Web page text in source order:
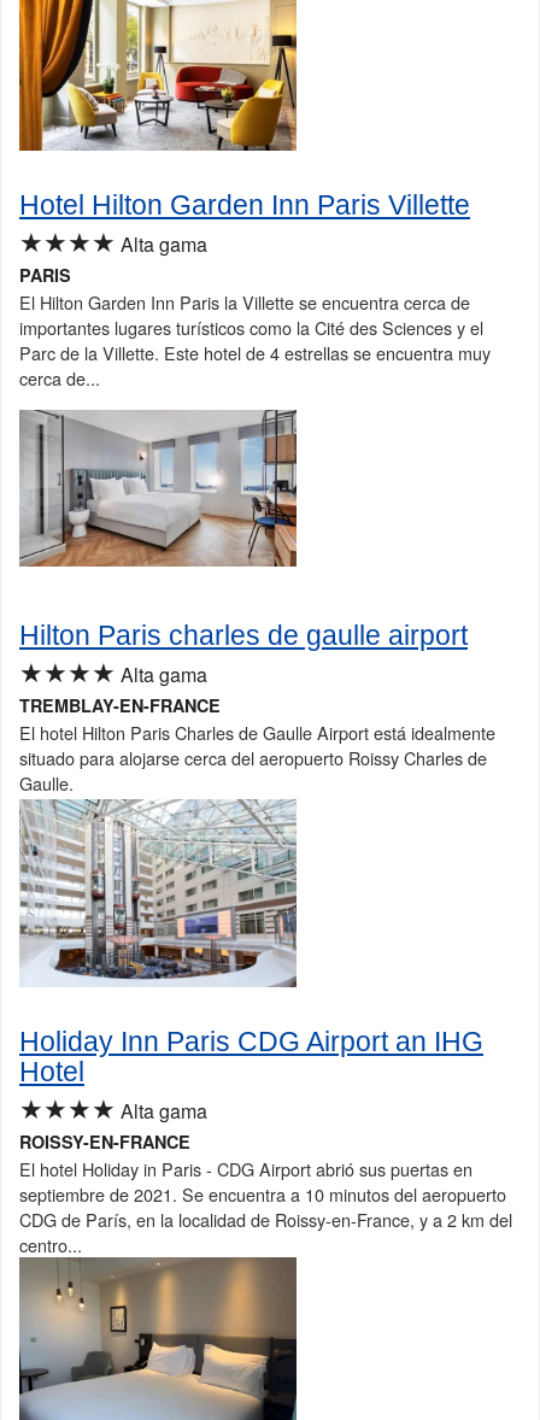
Hotel Hilton Garden Inn Paris Villette
★★★★ Alta gama
PARIS
El Hilton Garden Inn Paris la Villette se encuentra cerca de
importantes lugares turísticos como la Cité des Sciences y el
Parc de la Villette. Este hotel de 4 estrellas se encuentra muy
cerca de...
Hilton Paris charles de gaulle airport
★★★★ Alta gama
TREMBLAY-EN-FRANCE
El hotel Hilton Paris Charles de Gaulle Airport está idealmente
situado para alojarse cerca del aeropuerto Roissy Charles de
Gaulle.
Holiday Inn Paris CDG Airport an IHG
Hotel
★★★★ Alta gama
ROISSY-EN-FRANCE
El hotel Holiday in Paris - CDG Airport abrió sus puertas en
septiembre de 2021. Se encuentra a 10 minutos del aeropuerto
CDG de París, en la localidad de Roissy-en-France, y a 2 km del
centro...